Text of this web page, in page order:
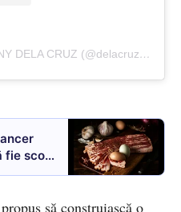
O postare distribuită de DANNY DELA CRUZ (@delacruzguitar)
fie scos
să construiască o